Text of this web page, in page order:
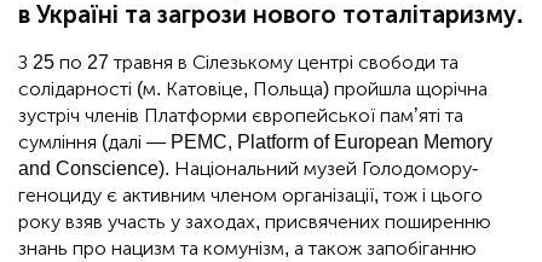
в Україні та загрози нового тоталітаризму.
З 25 по 27 травня в Сілезькому центрі свободи та
солідарності (м. Катовіце, Польща) пройшла щорічна
зустріч членів Платформи європейської пам’яті та
сумління (далі — PEMC, Platform of European Memory
and Conscience). Національний музей Голодомору-
геноциду є активним членом організації, тож і цього
року взяв участь у заходах, присвячених поширенню
знань про нацизм та комунізм, а також запобіганню